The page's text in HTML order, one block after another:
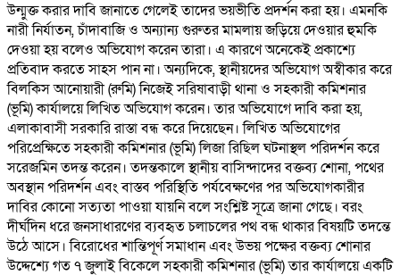
উন্মুক্ত করার দাবি জানাতে গেলেই তাদের ভয়ভীতি প্রদর্শন করা হয়। এমনকি
নারী নির্যাতন, চাঁদাবাজি ও অন্যান্য গুরুতর মামলায় জড়িয়ে দেওয়ার হুমকি
দেওয়া হয় বলেও অভিযোগ করেন তারা। এ কারণে অনেকেই প্রকাশ্যে
প্রতিবাদ করতে সাহস পান না। অন্যদিকে, স্থানীয়দের অভিযোগ অস্বীকার করে
বিলকিস আনোয়ারী (রুমি) নিজেই সরিষাবাড়ী থানা ও সহকারী কমিশনার
(ভূমি) কার্যালয়ে লিখিত অভিযোগ করেন। তার অভিযোগে দাবি করা হয়,
এলাকাবাসী সরকারি রাস্তা বন্ধ করে দিয়েছেন। লিখিত অভিযোগের
পরিপ্রেক্ষিতে সহকারী কমিশনার (ভূমি) লিজা রিছিল ঘটনাস্থল পরিদর্শন করে
সরেজমিন তদন্ত করেন। তদন্তকালে স্থানীয় বাসিন্দাদের বক্তব্য শোনা, পথের
অবস্থান পরিদর্শন এবং বাস্তব পরিস্থিতি পর্যবেক্ষণের পর অভিযোগকারীর
দাবির কোনো সত্যতা পাওয়া যায়নি বলে সংশ্লিষ্ট সূত্রে জানা গেছে। বরং
দীর্ঘদিন ধরে জনসাধারণের ব্যবহৃত চলাচলের পথ বন্ধ থাকার বিষয়টি তদন্তে
উঠে আসে। বিরোধের শান্তিপূর্ণ সমাধান এবং উভয় পক্ষের বক্তব্য শোনার
উদ্দেশ্যে গত ৭ জুলাই বিকেলে সহকারী কমিশনার (ভূমি) তার কার্যালয়ে একটি